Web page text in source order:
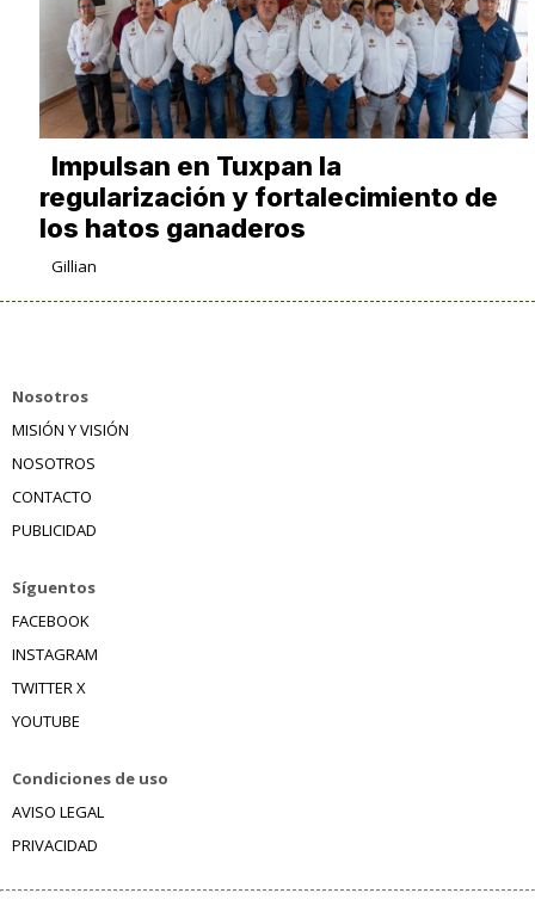
Impulsan en Tuxpan la
regularización y fortalecimiento de
los hatos ganaderos
Gillian
Nosotros
MISIÓN Y VISIÓN
NOSOTROS
CONTACTO
PUBLICIDAD
Síguentos
FACEBOOK
INSTAGRAM
TWITTER X
YOUTUBE
Condiciones de uso
AVISO LEGAL
PRIVACIDAD